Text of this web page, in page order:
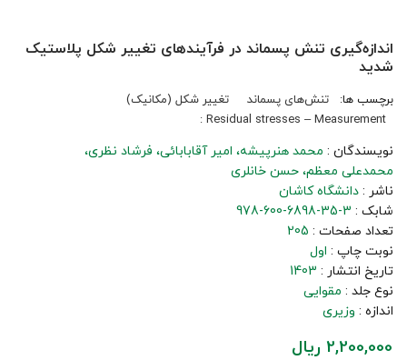
اندازه‌گیری تنش پسماند در فرآیندهای تغییر شکل پلاستیک
شدید
برچسب ها: تنش‌های پسماند
تغییر شکل (مکانیک)‬
Residual stresses – Measurement :‬‬‬‬‬‬‬‬
نویسندگان : محمد هنرپیشه امیر آقابابائی فرشاد نظری
محمدعلی معظم حسن خانلری
ناشر : دانشگاه کاشان
شابک : 978-600-6898-35-3
تعداد صفحات : 205
نوبت چاپ : اول
تاریخ انتشار : 1403
نوع جلد : مقوایی
اندازه : وزیری
2,200,000 ریال